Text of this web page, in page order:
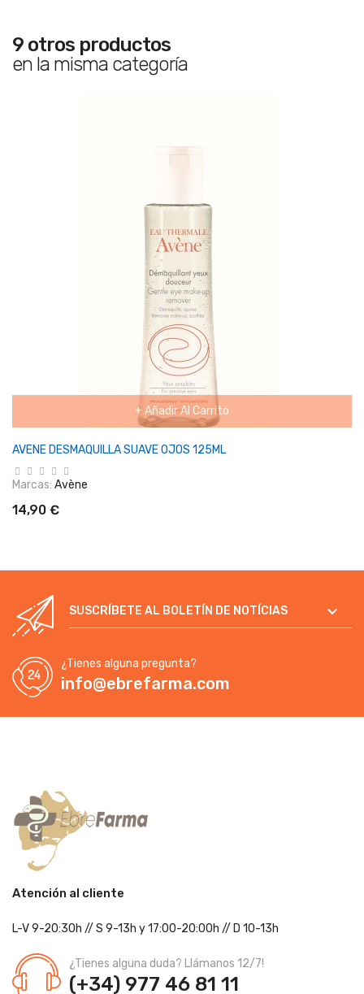
9 otros productos
en la misma categoría
+ Añadir Al Carrito
AVENE DESMAQUILLA SUAVE OJOS 125ML
Marcas: Avène
14,90 €
SUSCRÍBETE AL BOLETÍN DE NOTÍCIAS 
¿Tienes alguna pregunta?
info@ebrefarma.com
Atención al cliente
L-V 9-20:30h // S 9-13h y 17:00-20:00h // D 10-13h
¿Tienes alguna duda? Llámanos 12/7!
(+34) 977 46 81 11